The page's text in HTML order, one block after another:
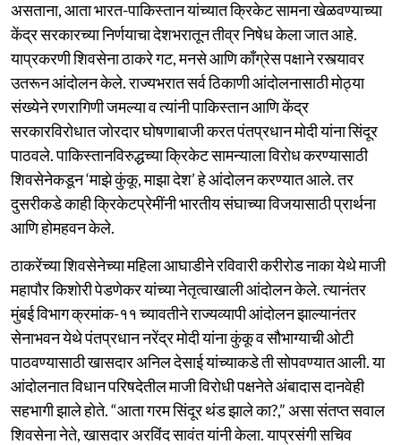
असताना, आता भारत-पाकिस्तान यांच्यात क्रिकेट सामना खेळवण्याच्या
केंद्र सरकारच्या निर्णयाचा देशभरातून तीव्र निषेध केला जात आहे.
याप्रकरणी शिवसेना ठाकरे गट, मनसे आणि काँग्रेस पक्षाने रस्त्यावर
उतरून आंदोलन केले. राज्यभरात सर्व ठिकाणी आंदोलनासाठी मोठ्या
संख्येने रणरागिणी जमल्या व त्यांनी पाकिस्तान आणि केंद्र
सरकारविरोधात जोरदार घोषणाबाजी करत पंतप्रधान मोदी यांना सिंदूर
पाठवले. पाकिस्तानविरुद्धच्या क्रिकेट सामन्याला विरोध करण्यासाठी
शिवसेनेकडून ‘माझे कुंकू, माझा देश’ हे आंदोलन करण्यात आले. तर
दुसरीकडे काही क्रिकेटप्रेमींनी भारतीय संघाच्या विजयासाठी प्रार्थना
आणि होमहवन केले.
ठाकरेंच्या शिवसेनेच्या महिला आघाडीने रविवारी करीरोड नाका येथे माजी
महापौर किशोरी पेडणेकर यांच्या नेतृत्वाखाली आंदोलन केले. त्यानंतर
मुंबई विभाग क्रमांक-११ च्यावतीने राज्यव्यापी आंदोलन झाल्यानंतर
सेनाभवन येथे पंतप्रधान नरेंद्र मोदी यांना कुंकू व सौभाग्याची ओटी
पाठवण्यासाठी खासदार अनिल देसाई यांच्याकडे ती सोपवण्यात आली. या
आंदोलनात विधान परिषदेतील माजी विरोधी पक्षनेते अंबादास दानवेही
सहभागी झाले होते. “आता गरम सिंदूर थंड झाले का?,” असा संतप्त सवाल
शिवसेना नेते, खासदार अरविंद सावंत यांनी केला. याप्रसंगी सचिव